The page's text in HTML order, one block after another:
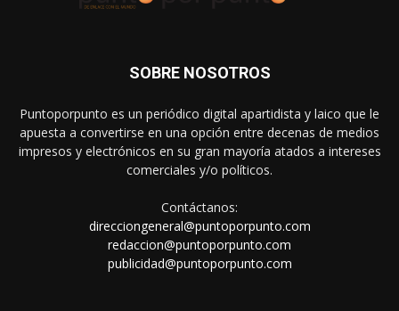
SOBRE NOSOTROS
Puntoporpunto es un periódico digital apartidista y laico que le
apuesta a convertirse en una opción entre decenas de medios
impresos y electrónicos en su gran mayoría atados a intereses
comerciales y/o políticos.
Contáctanos:
direcciongeneral@puntoporpunto.com
redaccion@puntoporpunto.com
publicidad@puntoporpunto.com